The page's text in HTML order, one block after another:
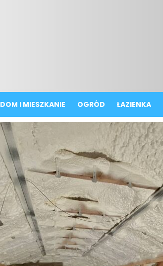
DOM I MIESZKANIE OGRÓD ŁAZIENKA